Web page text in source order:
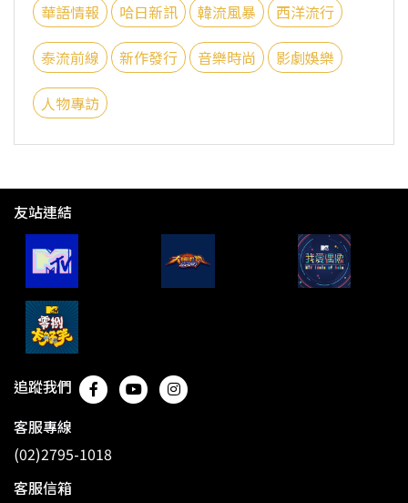
華語情報 哈日新訊 韓流風暴 西洋流行
泰流前線 新作發行 音樂時尚 影劇娛樂
人物專訪
友站連結
追蹤我們
客服專線
(02)2795-1018
客服信箱